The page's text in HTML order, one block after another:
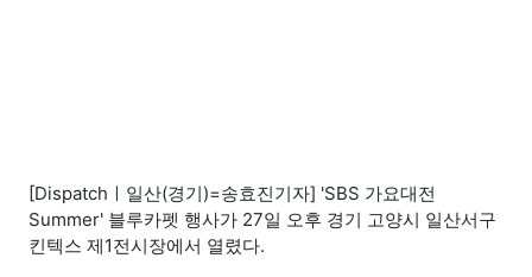
[Dispatchㅣ일산(경기)=송효진기자] 'SBS 가요대전
Summer' 블루카펫 행사가 27일 오후 경기 고양시 일산서구
킨텍스 제1전시장에서 열렸다.